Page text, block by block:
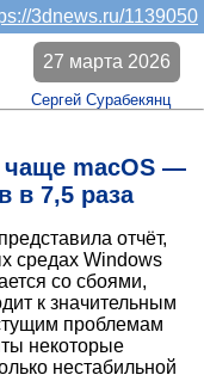
3dnews.ru/1139050
чаще macOS —
в 7,5 раза
27 марта 2026
Сергей Сурабекянц
отчёт,
средах Windows
со сбоями,
к значительным
проблемам
некоторые
нестабильной